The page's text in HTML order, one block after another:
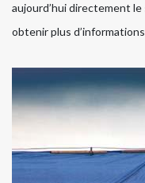
aujourd’hui directement
obtenir plus